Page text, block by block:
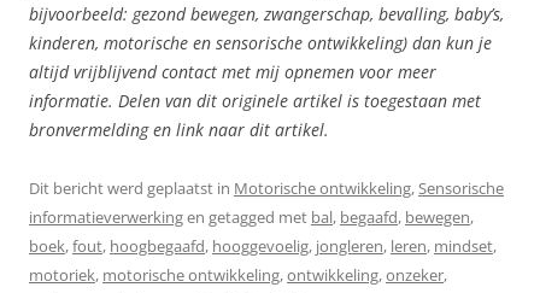
bijvoorbeeld: gezond bewegen, zwangerschap, bevalling, baby’s,
kinderen, motorische en sensorische ontwikkeling) dan kun je
altijd vrijblijvend contact met mij opnemen voor meer
informatie. Delen van dit originele artikel is toegestaan met
bronvermelding en link naar dit artikel.
Dit bericht werd geplaatst in Motorische ontwikkeling,Sensorische
informatieverwerkingen getagged met bal, begaafd, bewegen,
boek,fout, hoogbegaafd, hooggevoelig, jongleren, leren, mindset,
motoriek, motorische ontwikkeling,ontwikkeling,onzeker,